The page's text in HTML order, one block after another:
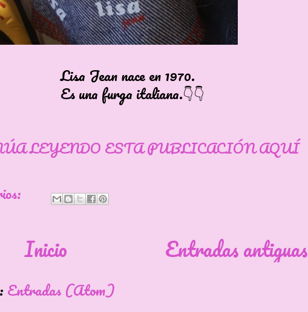
nace en 1970.
furga italiana.👇👇
LEYENDO ESTA PUBLICACIÓN AQUÍ
Entradas antiguas
Inicio
Entradas (Atom)